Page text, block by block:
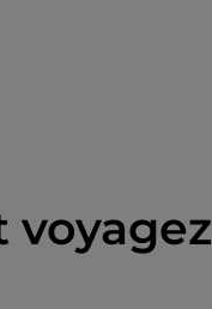
voyagez